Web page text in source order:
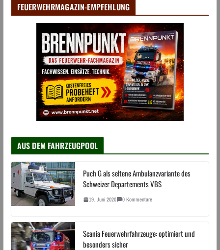
FEUERWEHRMAGAZIN-EMPFEHLUNG
AUS DEM FAHRZEUGPOOL
Puch G als seltene Ambulanzvariante des
Schweizer Departements VBS
19. Juni 2020 0 Kommentare
Scania Feuerwehrfahrzeuge: optimiert und
besonders sicher